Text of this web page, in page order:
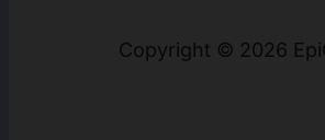
Copyright © 2026